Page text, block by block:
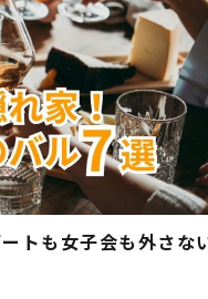
トも女子会も外さな